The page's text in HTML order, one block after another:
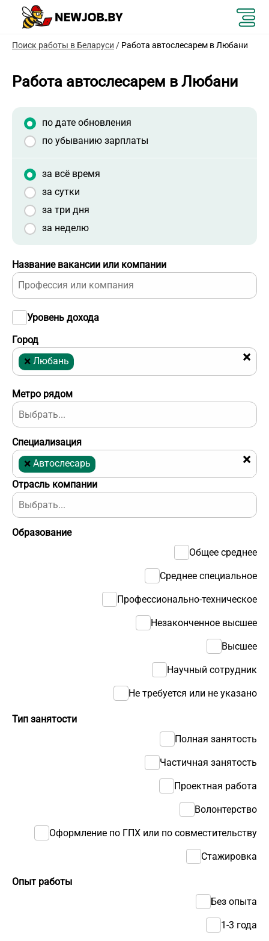
Поиск работы в Беларуси / Работа автослесарем в Любани
Работа автослесарем в Любани
Отрасль компании
Название вакансии или компании
Тип занятости
Полная занятость
Частичная занятость
Проектная работа
Волонтерство
Оформление по ГПХ или по совместительству
Стажировка
Город
×
× Любань
Уровень дохода
Образование
Общее среднее
Среднее специальное
Профессионально-техническое
Незаконченное высшее
Высшее
Научный сотрудник
Не требуется или не указано
Опыт работы
Без опыта
1-3 года
Метро рядом
по дате обновления
по убыванию зарплаты
за всё время
за сутки
за три дня
за неделю
Специализация
×
× Автослесарь